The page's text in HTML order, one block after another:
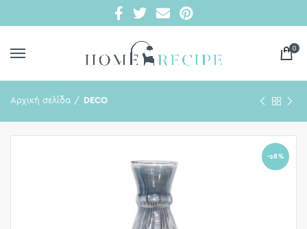
0
Αρχική σελίδα DECO
-28%